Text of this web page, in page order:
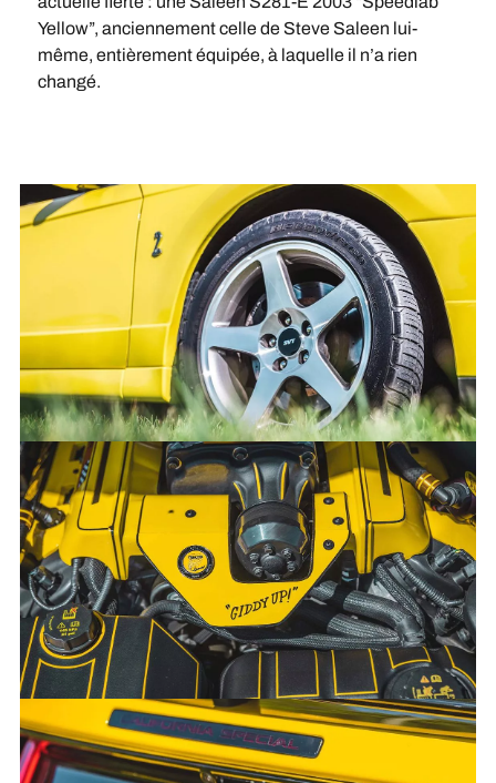
Yellow”, anciennement celle de Steve Saleen lui-
même, entièrement équipée, à laquelle il n’a rien
changé.